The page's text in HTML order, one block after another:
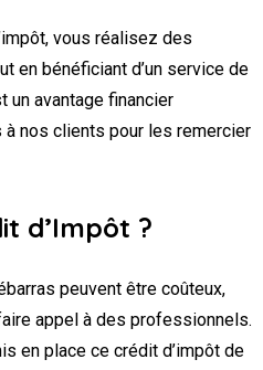
vous réalisez des
en bénéficiant d’un service de
un avantage financier
nos clients pour les remercier
d’Impôt ?
peuvent être coûteux,
appel à des professionnels.
en place ce crédit d’impôt de